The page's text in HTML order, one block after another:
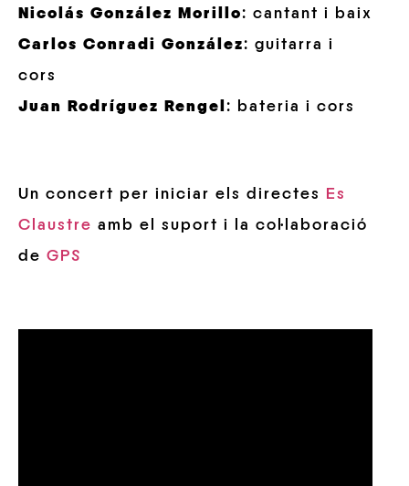
Nicolás González Morillo: cantant i baix
Carlos Conradi González: guitarra i
cors
Juan Rodríguez Rengel : bateria i cors
Un concert per iniciar els directes
Es
Claustre amb el suport i la col·laboració
de GPS